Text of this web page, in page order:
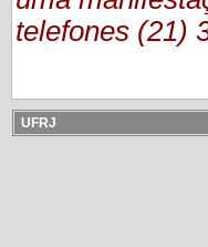
telefones (21)
UFRJ